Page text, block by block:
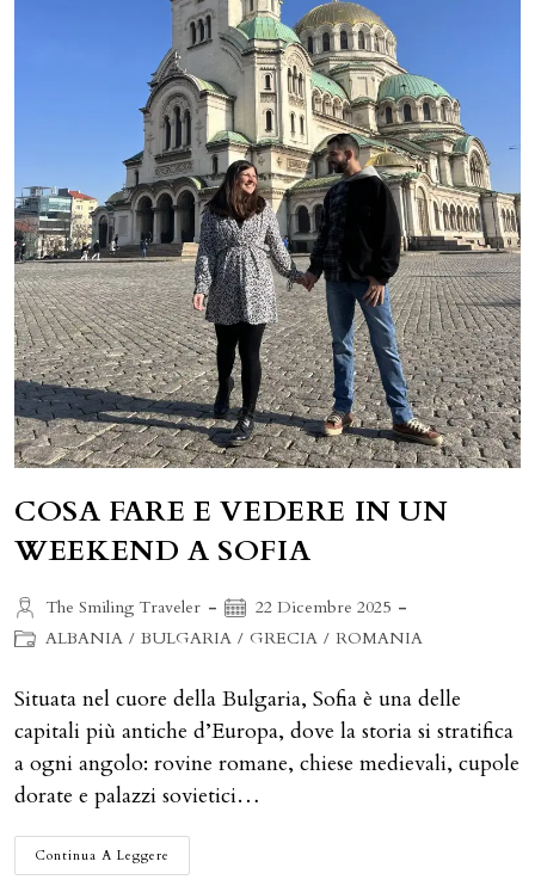
COSA FARE E VEDERE IN UN
WEEKEND A SOFIA
Autore
dell'articolo:
The Smiling Traveler
Articolo
pubblicato:
22 Dicembre 2025
Categoria
ALBANIA / BULGARIA / GRECIA / ROMANIA
Situata nel cuore della Bulgaria, Sofia è una delle
capitali più antiche d’Europa, dove la storia si stratifica
a ogni angolo: rovine romane, chiese medievali, cupole
dorate e palazzi sovietici…
Continua A Leggere
FARE